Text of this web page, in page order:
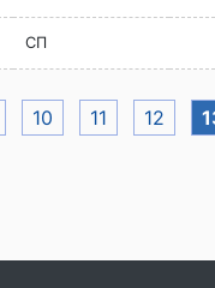
СП
10 11 12